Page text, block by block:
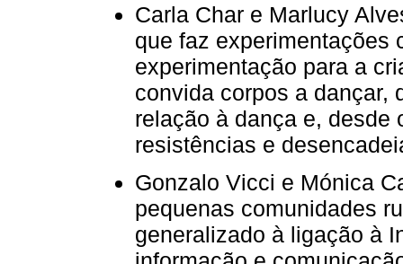
Carla Char e Marlucy
que faz experimentações
experimentação para a
convida corpos a dançar,
relação à dança e, desde
resistências e
Gonzalo Vicci e Mónica
pequenas comunidades
generalizado à ligação à